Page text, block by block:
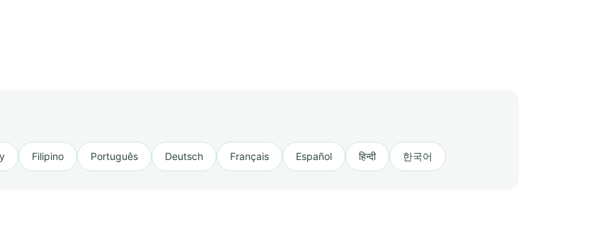
Filipino Português Deutsch Français Español हिन्दी 한국어